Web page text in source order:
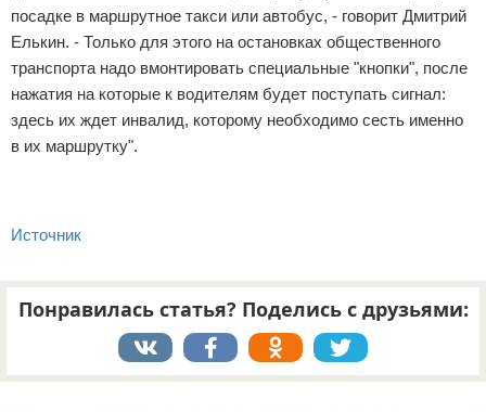
посадке в маршрутное такси или автобус, - говорит Дмитрий
Елькин. - Только для этого на остановках общественного
транспорта надо вмонтировать специальные "кнопки", после
нажатия на которые к водителям будет поступать сигнал:
здесь их ждет инвалид, которому необходимо сесть именно
в их маршрутку".
Источник
Понравилась статья? Поделись с друзьями: